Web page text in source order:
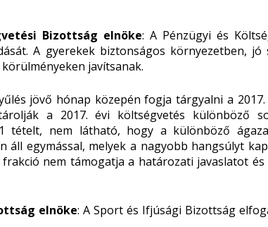
Bizottság elnöke: A Pénzügyi és
A gyerekek biztonságos környezetben, jó
javítsanak.
jövő hónap közepén fogja tárgyalni a
a 2017. évi költségvetés különböző
tételt, nem látható, hogy a különböző
egymással, melyek a nagyobb hangsúlyt
nem támogatja a határozati javaslatot
elnöke: A Sport és Ifjúsági Bizottság